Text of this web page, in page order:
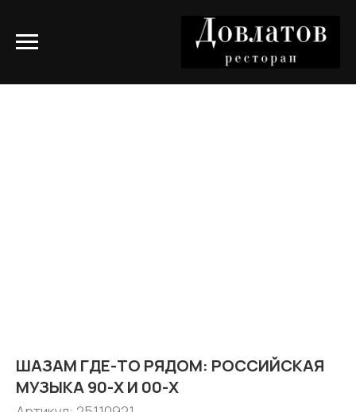
ШАЗАМ ГДЕ-ТО РЯДОМ: РОССИЙСКАЯ
МУЗЫКА 90-Х И 00-Х